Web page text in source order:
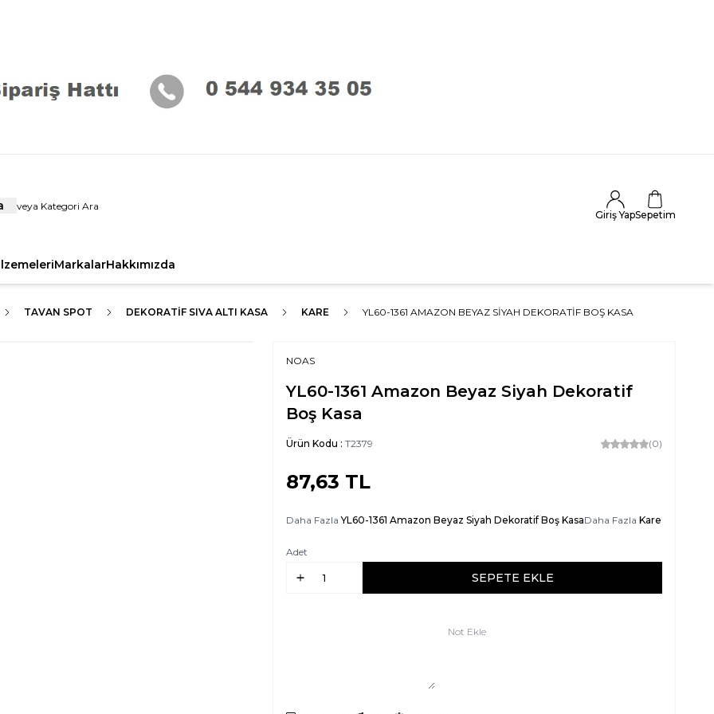
Giriş YapSepetim
MarkalarHakkımızda
TAVAN SPOT DEKORATIF SIVA ALTI KASA KARE YL60-1361 AMAZON BEYAZ SIYAH DEKORATIF BOŞ KASA
NOAS
YL60-1361 Amazon Beyaz Siyah Dekoratif
Boş Kasa
Ürün Kodu : T2379 (0)
87,63 TL
Daha FazlaYL60-1361 Amazon Beyaz Siyah Dekoratif Boş KasaDaha Fazla Kare
Adet
SEPETE EKLE
Not Ekle